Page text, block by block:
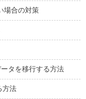
場合の対策
タを移行する方法
方法